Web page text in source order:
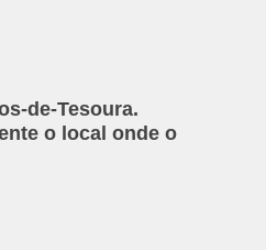
de-Tesoura.
o local onde o